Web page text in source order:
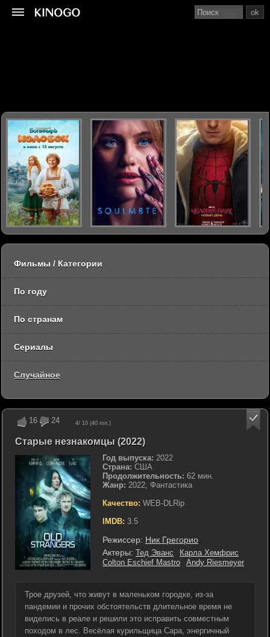
16 24 4/ 10 (40 гол.)
Старые незнакомцы (2022)
Год выпуска: 2022
Страна: США
Продолжительность: 62 мин.
Жанр: 2022, Фантастика
Качество: WEB-DLRip
IMDB: 3.5
Режиссер: Ник Грегорио
Актеры: Тед Эванс
Карла Хемфрис
Colton Eschief Mastro
Andy Riesmeyer
Трое друзей, что живут в маленьком городке, из-за
пандемии и прочих обстоятельств длительное время не
виделись в реале и решили это исправить совместным
походом в лес. Весёлая курильщица Сара, энергичный
ok
Фильмы / Категории
По году
По странам
Сериалы
Случайное